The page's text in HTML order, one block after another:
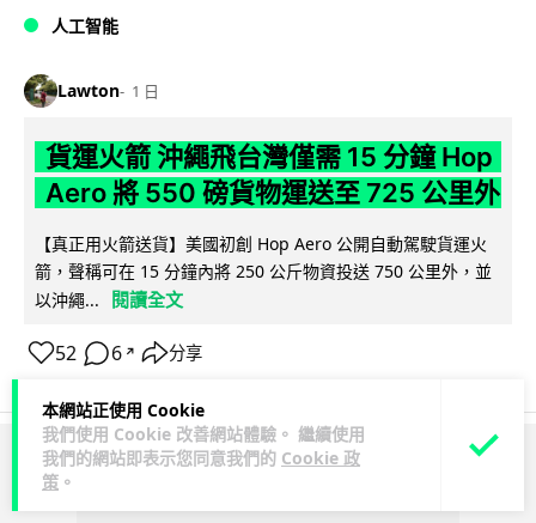
本網站正使用 Cookie
我們使用 Cookie 改善網站體驗。 繼續使用
我們的網站即表示您同意我們的 Cookie 政
策 。
人工智能
Lawton 1 日
貨運火箭 沖繩飛台灣僅需 15 分鐘 Hop
Aero 將 550 磅貨物運送至 725 公里外
【真正用火箭送貨】美國初創 Hop Aero 公開自動駕駛貨運火
箭，聲稱可在 15 分鐘內將 250 公斤物資投送 750 公里外，並
以沖繩...
閱讀全文
52 6 ↗ 分享
ADVERTISEMENT